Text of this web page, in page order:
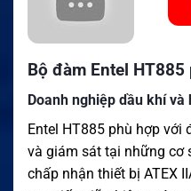
Bộ đàm Entel
Doanh nghiệp dầu khí và
Entel HT885 phù hợp với
và giám sát tại những cơ
chấp nhận thiết bị ATEX